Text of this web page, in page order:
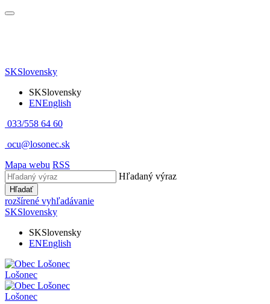
SKSlovensky
SKSlovensky
ENEnglish
033/558 64 60
ocu@losonec.sk
Mapa webu RSS
Hľadaný výraz
Hľadať
rozšírené vyhľadávanie
SKSlovensky
SKSlovensky
ENEnglish
Lošonec
Lošonec